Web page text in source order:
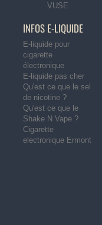
VUSE
INFOS E-LIQUIDE
E-liquide pour
cigarette
électronique
E-liquide pas cher
Qu'est ce que le sel
de nicotine ?
Qu'est ce que le
Shake N Vape ?
Cigarette
electronique Ermont